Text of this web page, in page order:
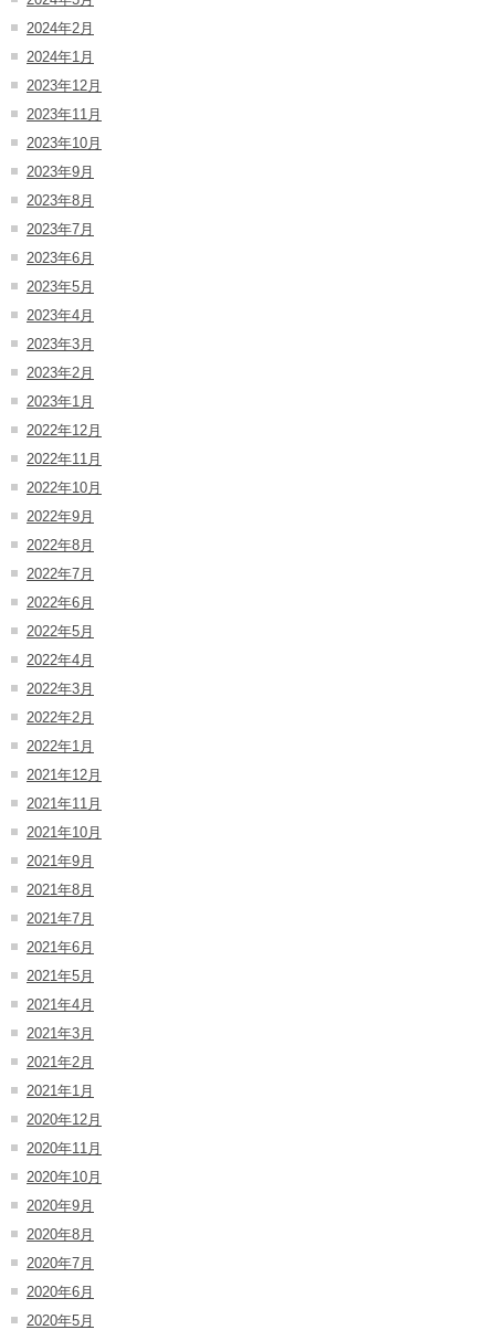
2024年2月
2024年1月
2023年12月
2023年11月
2023年10月
2023年9月
2023年8月
2023年7月
2023年6月
2023年5月
2023年4月
2023年3月
2023年2月
2023年1月
2022年12月
2022年11月
2022年10月
2022年9月
2022年8月
2022年7月
2022年6月
2022年5月
2022年4月
2022年3月
2022年2月
2022年1月
2021年12月
2021年11月
2021年10月
2021年9月
2021年8月
2021年7月
2021年6月
2021年5月
2021年4月
2021年3月
2021年2月
2021年1月
2020年12月
2020年11月
2020年10月
2020年9月
2020年8月
2020年7月
2020年6月
2020年5月